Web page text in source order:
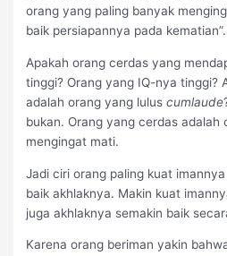
orang yang paling banyak
baik persiapannya pada kematian”.
Apakah orang cerdas yang
tinggi? Orang yang IQ-nya tinggi?
adalah orang yang luluscumlaude
bukan. Orang yang cerdas adalah
mengingat mati.
Jadi ciri orang paling kuat
baik akhlaknya. Makin kuat
juga akhlaknya semakin baik
Karena orang beriman yakin